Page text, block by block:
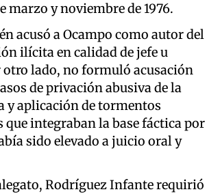
marzo y noviembre de 1976.
acusó a Ocampo como autor del
ilícita en calidad de jefe u
lado, no formuló acusación
de privación abusiva de la
y aplicación de tormentos
que integraban la base fáctica por
sido elevado a juicio oral y
Rodríguez Infante requirió